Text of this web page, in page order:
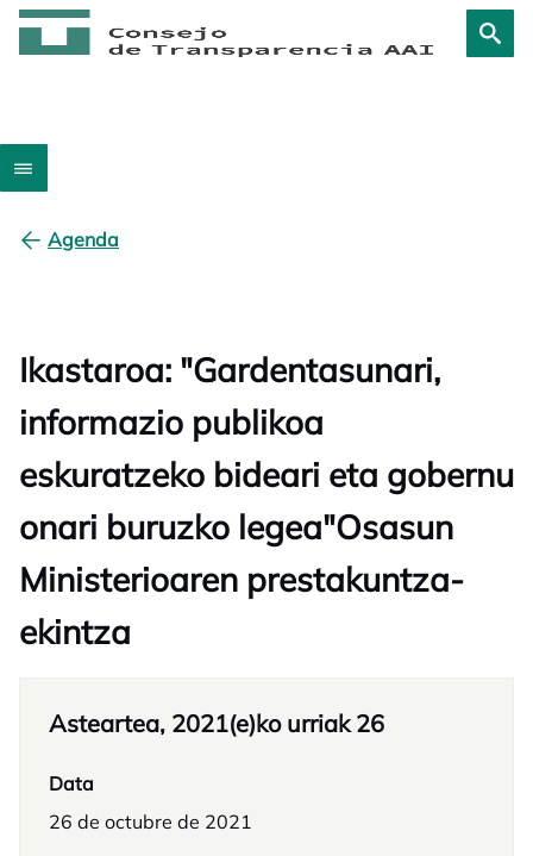
Agenda
Ikastaroa: "Gardentasunari,
informazio publikoa
eskuratzeko bideari eta gobernu
onari buruzko legea"Osasun
Ministerioaren prestakuntza-
ekintza
Asteartea, 2021(e)ko urriak 26
Data
26 de octubre de 2021